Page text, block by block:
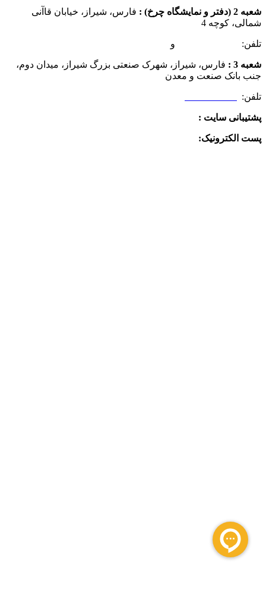
شعبه 2 (دفتر و نمایشگاه چرخ) :
فارس، شیراز، خیابان قاآنی
شمالی، کوچه 4
تلفن: و
شعبه 3 :
فارس، شیراز، شهرک صنعتی بزرگ شیراز، میدان دوم،
جنب بانک صنعت و معدن
تلفن:
پشتیبانی سایت :
پست الکترونیک: